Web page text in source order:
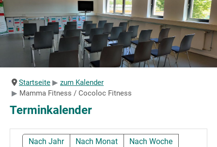
Über uns
Startseite
Angebote
Sportpark
Startseite
zum Kalender
Mamma Fitness / Cocoloc Fitness
Terminkalender
Nach Jahr Nach Monat
Nach Woche